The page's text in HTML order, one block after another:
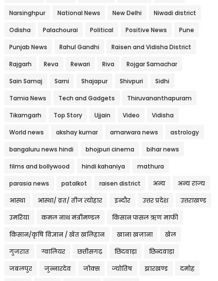
Narsinghpur National News New Delhi Niwadi district
Odisha Palachourai Political Positive News Pune
Punjab News Rahul Gandhi Raisen and Vidisha District
Rajgarh Reva Rewari Riva Rojgar Samachar
Sain Samaj Sarni Shajapur Shivpuri Sidhi
Tamia News Tech and Gadgets Thiruvananthapuram
Tikamgarh Top Story Ujjain Video Vidisha
World news akshay kumar amarwara news astrology
bangaluru news hindi bhojpuri cinema bihar news
films and bollywood hindi kahaniya mathura
parasia news patalkot raisen district अन्य अन्य राज्य
आस्था आस्था/ व्रत/ तीज त्‍योहार इन्दौर उत्तर प्रदेश उत्तराखण्ड
उमरिया कमल नाथ मंत्रीमण्डल किसान फसल ऋण माफी
किसान/कृषि विज्ञान / खेत खलिहान खाना खज़ाना खेल
गुजरात ग्वालियर छत्तीसगढ़ छिंदवाड़ा छिन्दवाड़ा
जबलपुर जुन्नारदेव जोक्स ज्योतिष झारखण्ड दमोह